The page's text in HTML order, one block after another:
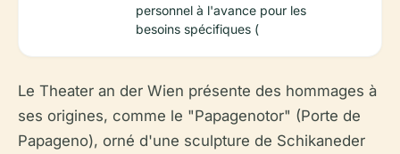
personnel à l'avance pour les
besoins spécifiques (
Le Theater an der Wien présente des hommages à
ses origines, comme le "Papagenotor" (Porte de
Papageno), orné d'une sculpture de Schikaneder